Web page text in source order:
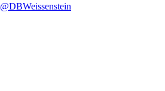
@DBWeissenstein